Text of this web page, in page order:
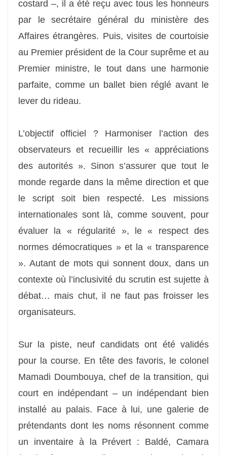
costard –, il a été reçu avec tous les honneurs
par le secrétaire général du ministère des
Affaires étrangères. Puis, visites de courtoisie
au Premier président de la Cour suprême et au
Premier ministre, le tout dans une harmonie
parfaite, comme un ballet bien réglé avant le
lever du rideau.
L’objectif officiel ? Harmoniser l’action des
observateurs et recueillir les « appréciations
des autorités ». Sinon s’assurer que tout le
monde regarde dans la même direction et que
le script soit bien respecté. Les missions
internationales sont là, comme souvent, pour
évaluer la « régularité », le « respect des
normes démocratiques » et la « transparence
». Autant de mots qui sonnent doux, dans un
contexte où l’inclusivité du scrutin est sujette à
débat… mais chut, il ne faut pas froisser les
organisateurs.
Sur la piste, neuf candidats ont été validés
pour la course. En tête des favoris, le colonel
Mamadi Doumbouya, chef de la transition, qui
court en indépendant – un indépendant bien
installé au palais. Face à lui, une galerie de
prétendants dont les noms résonnent comme
un inventaire à la Prévert : Baldé, Camara